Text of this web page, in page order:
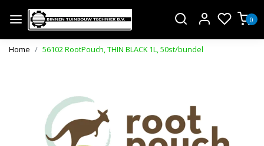
0
Home 56102 RootPouch, THIN BLACK 1L, 50st/bundel